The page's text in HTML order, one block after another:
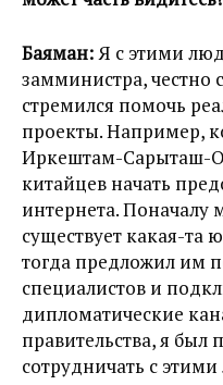
Баяман:Я с этими
замминистра, честно
стремился помочь
проекты. Например,
Иркештам-Сарыташ-
китайцев начать
интернета. Поначалу
существует какая-та
тогда предложил им
специалистов и
дипломатические
правительства, я был
сотрудничать с